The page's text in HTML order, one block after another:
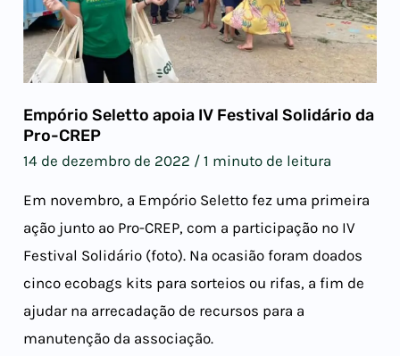
Empório Seletto apoia IV Festival Solidário da
Pro-CREP​
14 de dezembro de 2022 /1 minuto de leitura
Em novembro, a Empório Seletto fez uma primeira
ação junto ao Pro-CREP, com a participação no IV
Festival Solidário (foto). Na ocasião foram doados
cinco ecobags kits para sorteios ou rifas, a fim de
ajudar na arrecadação de recursos para a
manutenção da associação.